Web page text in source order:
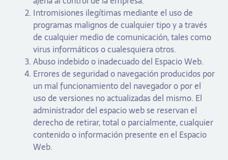
Intromisiones ilegítimas mediante el uso de
programas malignos de cualquier tipo y a través
de cualquier medio de comunicación, tales como
virus informáticos o cualesquiera otros.
Abuso indebido o inadecuado del Espacio Web.
Errores de seguridad o navegación producidos por
un mal funcionamiento del navegador o por el
uso de versiones no actualizadas del mismo. El
administrador del espacio web se reservan el
derecho de retirar, total o parcialmente, cualquier
contenido o información presente en el Espacio
Web.